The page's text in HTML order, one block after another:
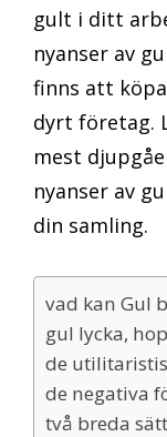
gult i ditt
nyanser av
finns att
dyrt företag.
mest
nyanser av
din samling.
vad kan Gul
gul lycka,
de
de negativa
två breda